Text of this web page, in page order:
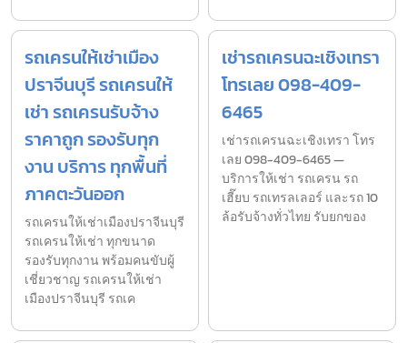
รถเครนให้เช่าเมือง
ปราจีนบุรี รถเครนให้
เช่า รถเครนรับจ้าง
ราคาถูก รองรับทุก
งาน บริการ ทุกพื้นที่
ภาคตะวันออก
รถเครนให้เช่าเมืองปราจีนบุรี
รถเครนให้เช่า ทุกขนาด
รองรับทุกงาน พร้อมคนขับผู้
เชี่ยวชาญ รถเครนให้เช่า
เมืองปราจีนบุรี รถเค
เช่ารถเครนฉะเชิงเทรา
โทรเลย 098-409-
6465
เช่ารถเครนฉะเชิงเทรา โทร
เลย 098-409-6465 —
บริการให้เช่า รถเครน รถ
เฮี๊ยบ รถเทรลเลอร์ และรถ 10
ล้อรับจ้างทั่วไทย รับยกของ